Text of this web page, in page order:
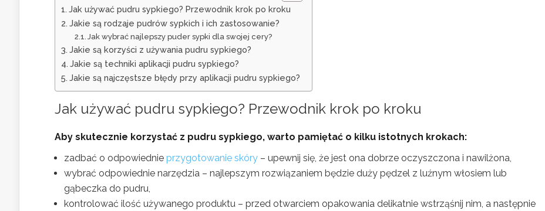
Jak używać pudru sypkiego? Przewodnik krok po kroku
Jakie są rodzaje pudrów sypkich i ich zastosowanie?
Jak wybrać najlepszy puder sypki dla swojej cery?
Jakie są korzyści z używania pudru sypkiego?
Jakie są techniki aplikacji pudru sypkiego?
Jakie są najczęstsze błędy przy aplikacji pudru sypkiego?
Jak używać pudru sypkiego? Przewodnik krok po kroku
Aby skutecznie korzystać z pudru sypkiego, warto pamiętać o kilku istotnych krokach:
zadbać o odpowiednie przygotowanie skóry – upewnij się, że jest ona dobrze oczyszczona i nawilżona,
wybrać odpowiednie narzędzia – najlepszym rozwiązaniem będzie duży pędzel z luźnym włosiem lub
gąbeczka do pudru,
kontrolować ilość używanego produktu – przed otwarciem opakowania delikatnie wstrząśnij nim, a następnie